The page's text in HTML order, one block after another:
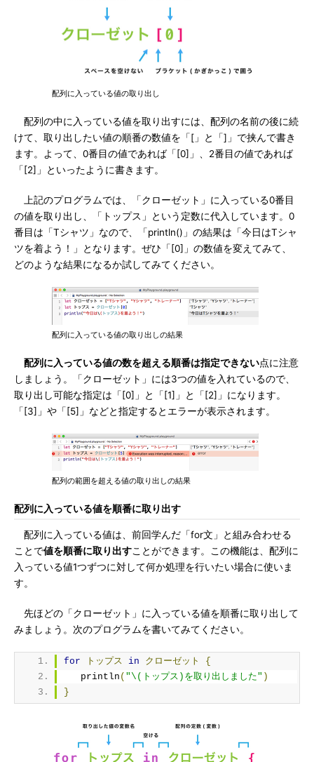
配列に入っている値の取り出し
配列の中に入っている値を取り出すには、配列の名前の後に続
けて、取り出したい値の順番の数値を「[」と「]」で挟んで書き
ます。よって、0番目の値であれば「[0]」、2番目の値であれば
「[2]」といったように書きます。
上記のプログラムでは、「クローゼット」に入っている0番目
の値を取り出し、「トップス」という定数に代入しています。0
番目は「Tシャツ」なので、「println()」の結果は「今日はTシャ
ツを着よう！」となります。ぜひ「[0]」の数値を変えてみて、
どのような結果になるか試してみてください。
配列に入っている値の取り出しの結果
配列に入っている値の数を超える順番は指定できない点に注意
しましょう。「クローゼット」には3つの値を入れているので、
取り出し可能な指定は「[0]」と「[1]」と「[2]」になります。
「[3]」や「[5]」などと指定するとエラーが表示されます。
配列の範囲を超える値の取り出しの結果
配列に入っている値を順番に取り出す
配列に入っている値は、前回学んだ「for文」と組み合わせる
ことで値を順番に取り出すことができます。この機能は、配列に
入っている値1つずつに対して何か処理を行いたい場合に使いま
す。
先ほどの「クローゼット」に入っている値を順番に取り出して
みましょう。次のプログラムを書いてみてください。
for トップス in クローゼット
{
   println
( "\(トップス)を取り出しました" )
}